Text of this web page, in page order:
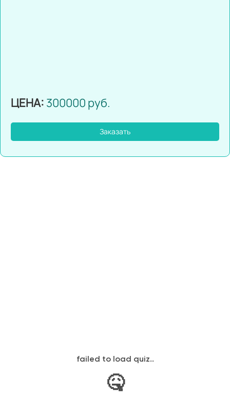
ЦЕНА: 300000 руб.
Заказать